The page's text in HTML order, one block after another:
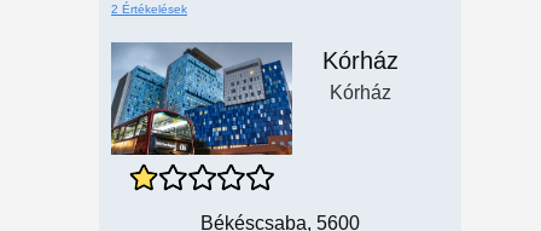
2 Értékelések
Kórház
Kórház
Békéscsaba, 5600